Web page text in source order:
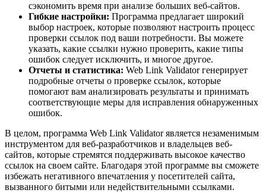
сэкономить время при анализе больших веб-сайтов.
Гибкие настройки: Программа предлагает широкий
выбор настроек, которые позволяют настроить процесс
проверки ссылок под ваши потребности. Вы можете
указать, какие ссылки нужно проверить, какие типы
ошибок следует исключить, и многое другое.
Отчеты и статистика: Web Link Validator генерирует
подробные отчеты о проверке ссылок, которые
помогают вам анализировать результаты и принимать
соответствующие меры для исправления обнаруженных
ошибок.
В целом, программа Web Link Validator является незаменимым
инструментом для веб-разработчиков и владельцев веб-
сайтов, которые стремятся поддерживать высокое качество
ссылок на своем сайте. Благодаря этой программе вы сможете
избежать негативного впечатления у посетителей сайта,
вызванного битыми или недействительными ссылками.